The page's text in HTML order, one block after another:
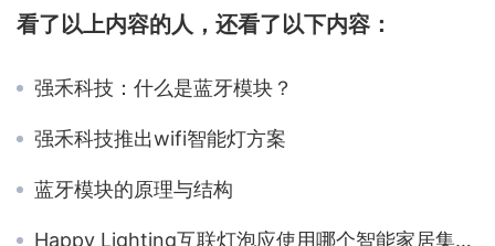
看了以上内容的人，还看了以下内容：
强禾科技：什么是蓝牙模块？
强禾科技推出wifi智能灯方案
蓝牙模块的原理与结构
Happy Lighting互联灯泡应使用哪个智能家居集线器？